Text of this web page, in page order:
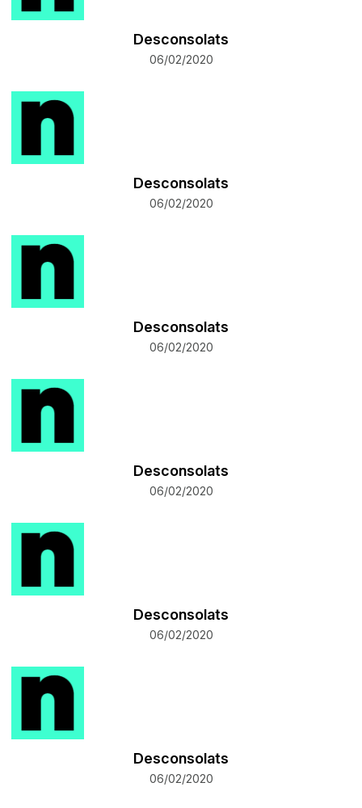
Desconsolats
06/02/2020
Desconsolats
06/02/2020
Desconsolats
06/02/2020
Desconsolats
06/02/2020
Desconsolats
06/02/2020
Desconsolats
06/02/2020